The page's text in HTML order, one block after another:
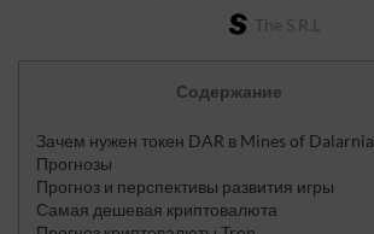
The S.r.l
Содержание
Зачем нужен токен DAR в Mines of Dalarnia
Прогнозы
Прогноз и перспективы развития игры
Самая дешевая криптовалюта